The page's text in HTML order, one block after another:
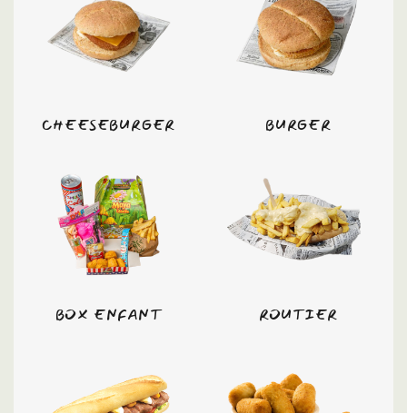
CHEESEBURGER BURGER
BOX ENFANT ROUTIER